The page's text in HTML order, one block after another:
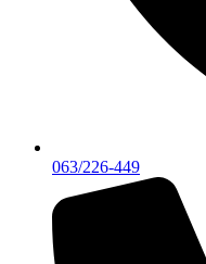
063/226-449